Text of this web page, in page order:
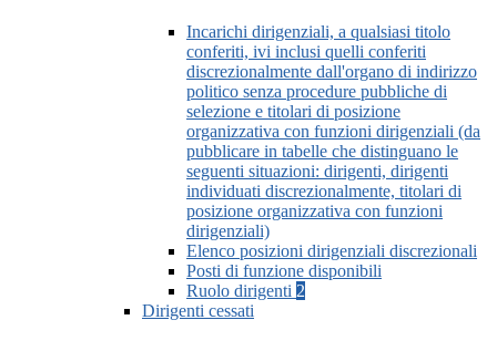
Incarichi dirigenziali, a qualsiasi titolo
conferiti, ivi inclusi quelli conferiti
discrezionalmente dall'organo di indirizzo
politico senza procedure pubbliche di
selezione e titolari di posizione
organizzativa con funzioni dirigenziali (da
pubblicare in tabelle che distinguano le
seguenti situazioni: dirigenti, dirigenti
individuati discrezionalmente, titolari di
posizione organizzativa con funzioni
dirigenziali)
Elenco posizioni dirigenziali discrezionali
Posti di funzione disponibili
Ruolo dirigenti 2
Dirigenti cessati